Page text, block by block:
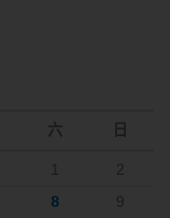
六 日
2
8
9